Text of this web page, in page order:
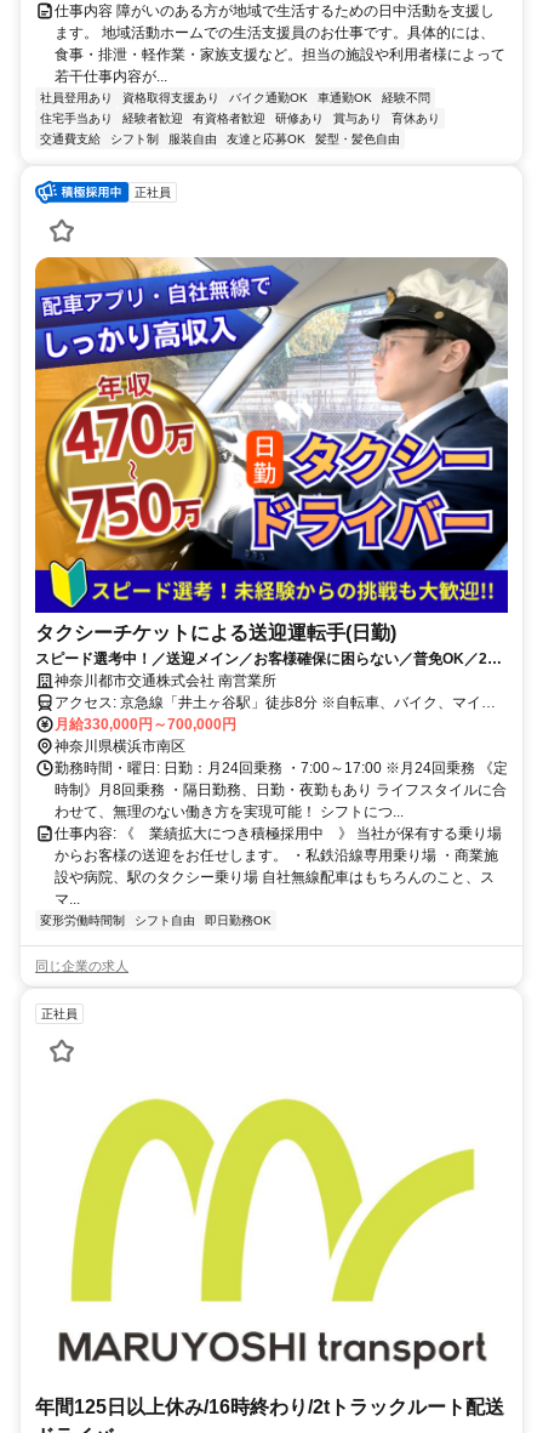
仕事内容 障がいのある方が地域で生活するための日中活動を支援し
ます。 地域活動ホームでの生活支援員のお仕事です。具体的には、
食事・排泄・軽作業・家族支援など。担当の施設や利用者様によって
若干仕事内容が...
社員登用あり 資格取得支援あり バイク通勤OK 車通勤OK
経験不問
住宅手当あり
経験者歓迎 有資格者歓迎 研修あり 賞与あり
育休あり
交通費支給
シフト制 服装自由 友達と応募OK 髪型・髪色自由
正社員
タクシーチケットによる送迎運転手(日勤)
スピード選考中！／送迎メイン／お客様確保に困らない／普免OK／2種
免許取得支援あり
神奈川都市交通株式会社 南営業所
アクセス: 京急線「井土ヶ谷駅」徒歩8分 ※自転車、バイク、マイカ
ー通勤可 【南営業所で働く魅力】 横浜市心部の、みなとみらい21地
区に 当社専用タクシー乗り場あり・ 横浜シティ・エアターミナル入
構あり！ 横浜市内繫華街（横浜市西区・横浜市中区・ 横浜市神奈川
区）をメインエリアとして担当します。 多数の専用乗り場をご用意
しており、 お客様の確保に困ることもなく、 他社競争がなく稼ぎや
すいです。 みなみとみらい地区の得意先・ タクシーチケット契約企
業様も多数！ 各大手航空会社客室社員、 運行社員の羽田空港／成田
空港送迎も多数！
月給330,000円～700,000円
神奈川県横浜市南区
勤務時間・曜日: 日勤：月24回乗務 ・7:00～17:00 ※月24回乗務 《定
時制》月8回乗務 ・隔日勤務、日勤・夜勤もあり ライフスタイルに合
わせて、無理のない働き方を実現可能！ シフトにつ...
仕事内容: 《 業績拡大につき積極採用中 》 当社が保有する乗り場
からお客様の送迎をお任せします。 ・私鉄沿線専用乗り場 ・商業施
設や病院、駅のタクシー乗り場 自社無線配車はもちろんのこと、ス
マ...
変形労働時間制 シフト自由 即日勤務OK
同じ企業の求人
正社員
年間125日以上休み/16時終わり/2tトラックルート配送